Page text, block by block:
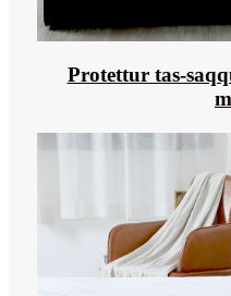
Protettur tas-